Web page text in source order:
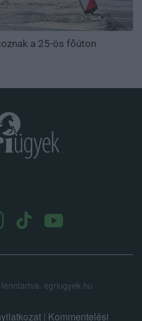
a 25-ös főúton
egriugyek.hu
| Kommentelési